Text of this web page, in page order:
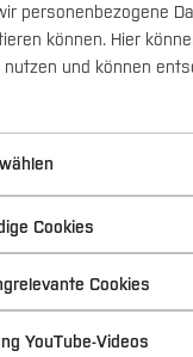
Personen DE|EN
Einschreiben
und Prüfungen
Studium
&
und
(FuT)
Förderung
studieren
Team und
und -
personenbezogene
können. Hier
und können
Cookies
Cookies
YouTube-Videos